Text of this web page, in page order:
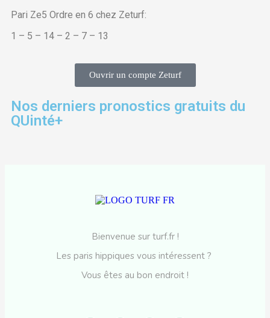
Pari Ze5 Ordre en 6 chez Zeturf:
1 – 5 – 14 – 2 – 7 – 13
Ouvrir un compte Zeturf
Nos derniers pronostics gratuits du
QUinté+
Bienvenue sur turf.fr !
Les paris hippiques vous intéressent ?
Vous êtes au bon endroit !